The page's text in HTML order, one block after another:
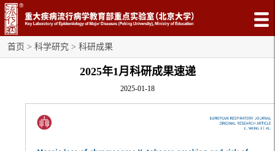
首页 > 科学研究 > 科研成果
2025年1月科研成果速递
2025-01-18